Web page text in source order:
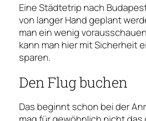
Eine Städtetrip nach
von langer Hand geplant
man ein wenig
kann man hier mit Sicherheit
sparen.
Den Flug buchen
Das beginnt schon bei der